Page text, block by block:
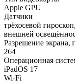
Apple GPU
Датчики
трёхосевой
внешней
Разрешение экрана,
264
Операционная
iPadOS 17
Wi-Fi